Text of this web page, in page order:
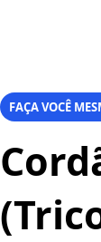
FAÇA VOCÊ